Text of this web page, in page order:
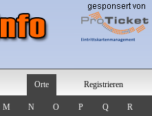
Orte Registrieren
M N O P Q R